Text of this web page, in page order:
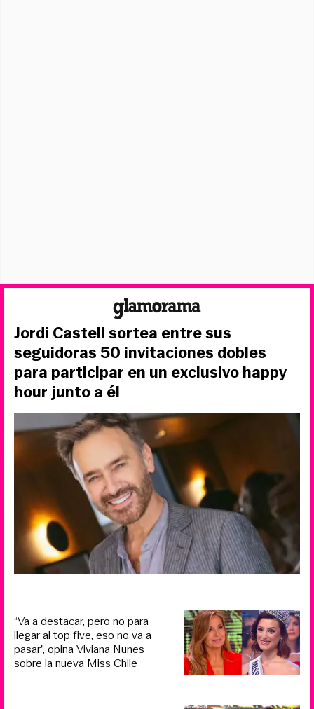
Jordi Castell sortea entre sus
seguidoras 50 invitaciones dobles
para participar en un exclusivo happy
hour junto a él
“Va a destacar, pero no para
llegar al top five, eso no va a
pasar”, opina Viviana Nunes
sobre la nueva Miss Chile